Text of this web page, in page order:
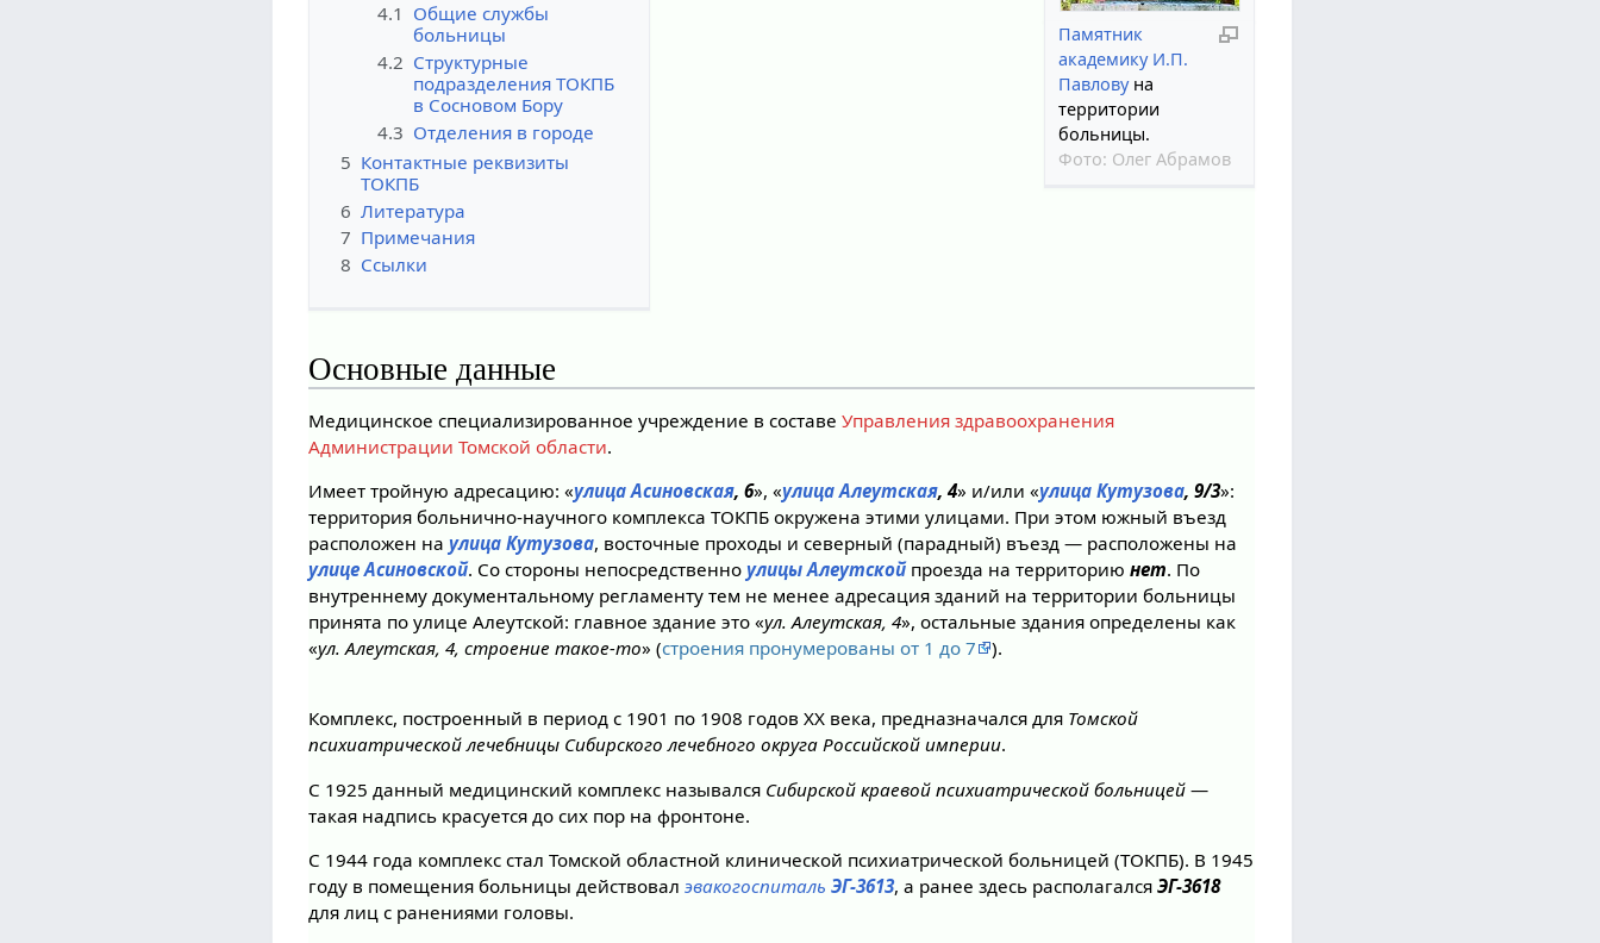
Памятник
академику И.П.
Павловуна
территории
больницы.
Фото: Олег Абрамов
4.1 Общие службы
больницы
4.2 Структурные
подразделения ТОКПБ
в Сосновом Бору
4.3 Отделения в городе
5 Контактные реквизиты
ТОКПБ
6 Литература
7 Примечания
8 Ссылки
Основные данные
Медицинское специализированное учреждение в составеУправления здравоохранения
Администрации Томской области.
Имеет тройную адресацию: «улица Асиновская, 6», «улица Алеутская, 4» и/или «улица Кутузова, 9/3»:
территория больнично-научного комплекса ТОКПБ окружена этими улицами. При этом южный въезд
расположен наулица Кутузова, восточные проходы и северный (парадный) въезд — расположены на
улице Асиновской. Со стороны непосредственноулицы Алеутскойпроезда на территориюнет. По
внутреннему документальному регламенту тем не менее адресация зданий на территории больницы
принята по улице Алеутской: главное здание это «ул. Алеутская, 4», остальные здания определены как
«ул. Алеутская, 4, строение такое-то» (строения пронумерованы от 1 до 7 ).
Комплекс, построенный в период с 1901 по 1908 годов XX века, предназначался для Томской
психиатрической лечебницы Сибирского лечебного округа Российской империи.
С 1925 данный медицинский комплекс назывался Сибирской краевой психиатрической больницей —
такая надпись красуется до сих пор на фронтоне.
С 1944 года комплекс стал Томской областной клинической психиатрической больницей (ТОКПБ). В 1945
году в помещения больницы действовалэвакогоспитальЭГ-3613, а ранее здесь располагалсяЭГ-3618
для лиц с ранениями головы.